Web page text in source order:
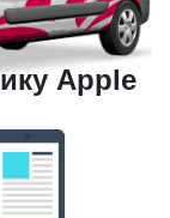
Apple